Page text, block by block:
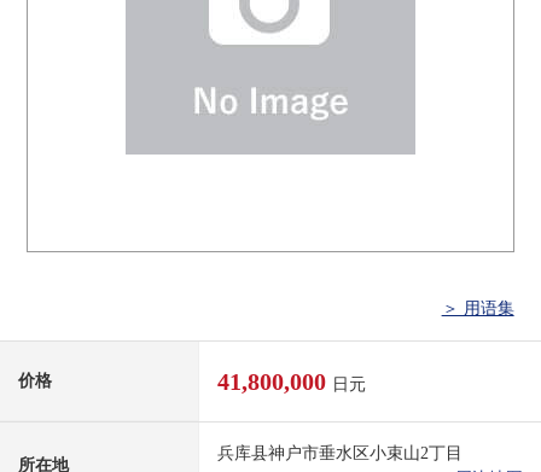
＞ 用语集
价格 41,800,000 日元
所在地
兵库县神户市垂水区小束山2丁目